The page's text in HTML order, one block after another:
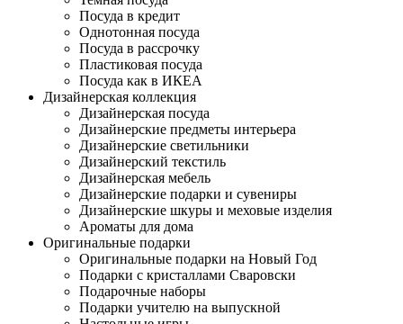
Посуда в кредит
Однотонная посуда
Посуда в рассрочку
Пластиковая посуда
Посуда как в ИКЕА
Дизайнерская коллекция
Дизайнерская посуда
Дизайнерские предметы интерьера
Дизайнерские светильники
Дизайнерский текстиль
Дизайнерская мебель
Дизайнерские подарки и сувениры
Дизайнерские шкуры и меховые изделия
Ароматы для дома
Оригинальные подарки
Оригинальные подарки на Новый Год
Подарки с кристаллами Сваровски
Подарочные наборы
Подарки учителю на выпускной